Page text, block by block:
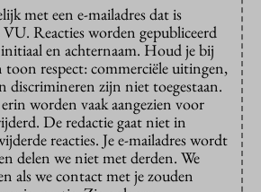
met een e-mailadres dat is
Reacties worden gepubliceerd
en achternaam. Houd je bij
toon respect: commerciële uitingen,
discrimineren zijn niet toegestaan.
worden vaak aangezien voor
De redactie gaat niet in
reacties. Je e-mailadres wordt
delen we niet met derden. We
als we contact met je zouden